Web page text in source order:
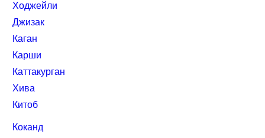
Ходжейли
Джизак
Каган
Карши
Каттакурган
Хива
Китоб
Коканд